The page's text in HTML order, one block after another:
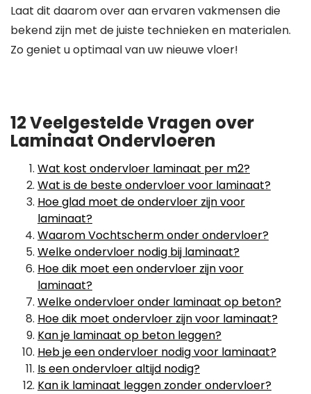
Laat dit daarom over aan ervaren vakmensen die
bekend zijn met de juiste technieken en materialen.
Zo geniet u optimaal van uw nieuwe vloer!
12 Veelgestelde Vragen over
Laminaat Ondervloeren
Wat kost ondervloer laminaat per m2?
Wat is de beste ondervloer voor laminaat?
Hoe glad moet de ondervloer zijn voor
laminaat?
Waarom Vochtscherm onder ondervloer?
Welke ondervloer nodig bij laminaat?
Hoe dik moet een ondervloer zijn voor
laminaat?
Welke ondervloer onder laminaat op beton?
Hoe dik moet ondervloer zijn voor laminaat?
Kan je laminaat op beton leggen?
Heb je een ondervloer nodig voor laminaat?
Is een ondervloer altijd nodig?
Kan ik laminaat leggen zonder ondervloer?